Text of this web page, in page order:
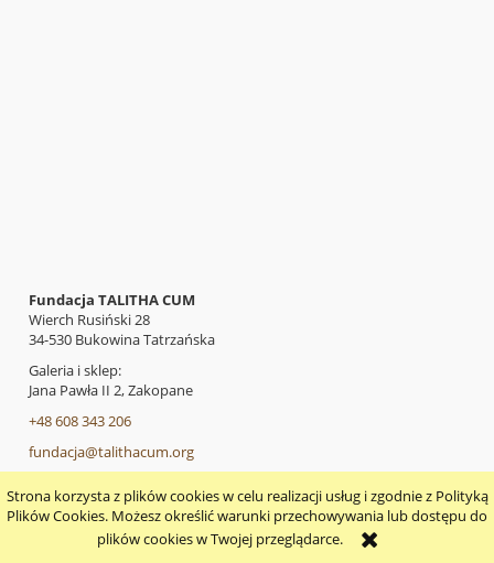
Strona korzysta z plików cookies w celu realizacji usług i zgodnie z Polityką
Plików Cookies. Możesz określić warunki przechowywania lub dostępu do
plików cookies w Twojej przeglądarce.
Fundacja TALITHA CUM
Wierch Rusiński 28
34-530 Bukowina Tatrzańska
Galeria i sklep:
Jana Pawła II 2, Zakopane
+48 608 343 206
fundacja@talithacum.org
pokaż pełną wersję strony
Sklep internetowy Shoper.pl